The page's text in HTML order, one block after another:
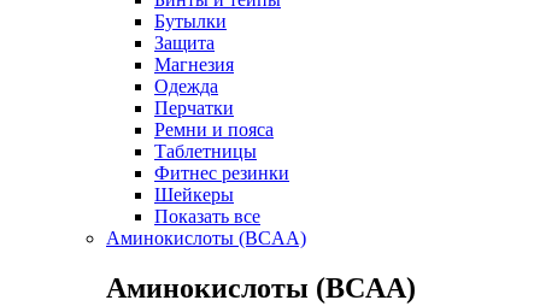
Бутылки
Защита
Магнезия
Одежда
Перчатки
Ремни и пояса
Таблетницы
Фитнес резинки
Шейкеры
Показать все
Аминокислоты (BCAA)
Аминокислоты (BCAA)